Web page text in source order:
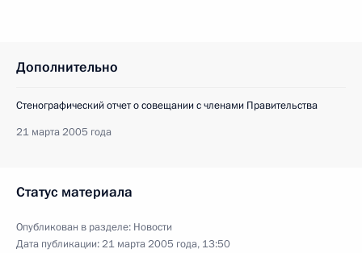
Дополнительно
Стенографический отчет о совещании с членами Правительства
21 марта 2005 года
Статус материала
Опубликован в разделе: Новости
Дата публикации:21 марта 2005 года, 13:50